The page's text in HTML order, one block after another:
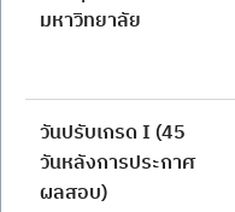
มหาวิทยาลัย
วันปรับเกรด I (45
วันหลังการประกาศ
ผลสอบ)